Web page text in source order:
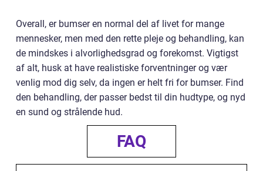
Overall, er bumser en normal del af livet for mange
mennesker, men med den rette pleje og behandling, kan
de mindskes i alvorlighedsgrad og forekomst. Vigtigst
af alt, husk at have realistiske forventninger og vær
venlig mod dig selv, da ingen er helt fri for bumser. Find
den behandling, der passer bedst til din hudtype, og nyd
en sund og strålende hud.
FAQ